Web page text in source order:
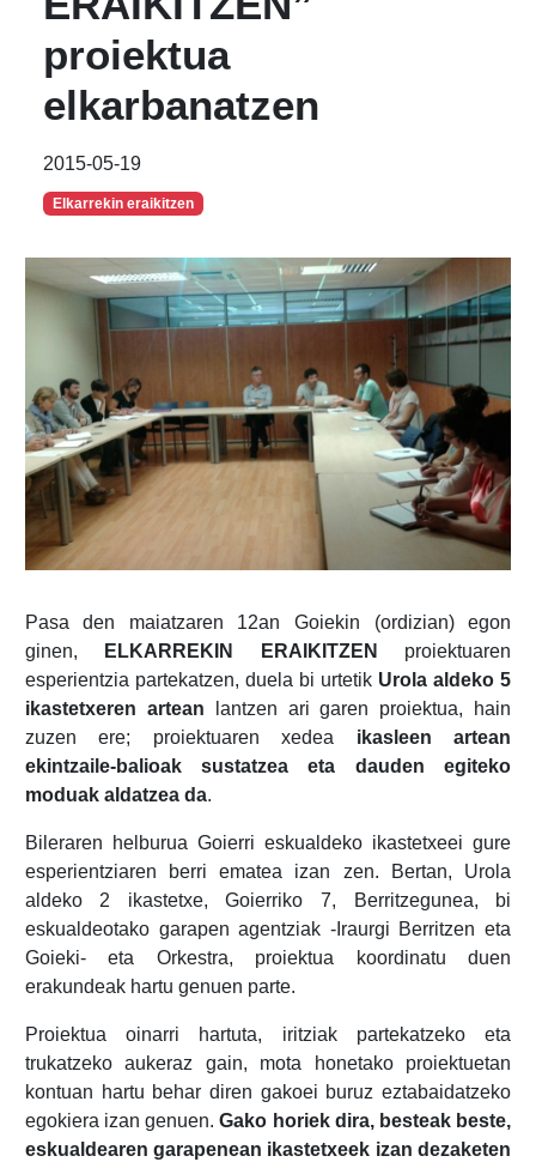
proiektua
elkarbanatzen
2015-05-19
Elkarrekin eraikitzen
Pasa den maiatzaren 12an Goiekin (ordizian) egon
ginen,
ELKARREKIN ERAIKITZEN
proiektuaren
esperientzia partekatzen, duela bi urtetik Urola aldeko 5
ikastetxeren artean
lantzen ari garen proiektua, hain
zuzen ere; proiektuaren xedea ikasleen artean
ekintzaile-balioak sustatzea eta dauden egiteko
moduak aldatzea da.
Bileraren helburua Goierri eskualdeko ikastetxeei gure
esperientziaren berri ematea izan zen. Bertan, Urola
aldeko 2 ikastetxe, Goierriko 7, Berritzegunea, bi
eskualdeotako garapen agentziak -Iraurgi Berritzen eta
Goieki- eta Orkestra, proiektua koordinatu duen
erakundeak hartu genuen parte.
Proiektua oinarri hartuta, iritziak partekatzeko eta
trukatzeko aukeraz gain, mota honetako proiektuetan
kontuan hartu behar diren gakoei buruz eztabaidatzeko
egokiera izan genuen.Gako horiek dira, besteak beste,
eskualdearen garapenean ikastetxeek izan dezaketen